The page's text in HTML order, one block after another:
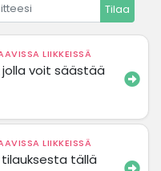
Tilaa
LIIKKEISSÄ
jolla voit säästää
LIIKKEISSÄ
tilauksesta tällä